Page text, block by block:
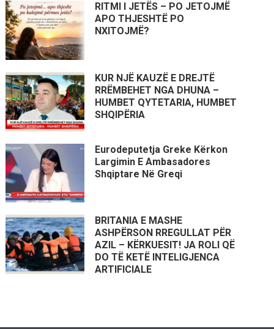
RITMI I JETËS – PO JETOJMË
APO THJESHTË PO
NXITOJMË?
KUR NJË KAUZË E DREJTË
RRËMBEHET NGA DHUNA –
HUMBET QYTETARIA, HUMBET
SHQIPËRIA
Eurodeputetja Greke Kërkon
Largimin E Ambasadores
Shqiptare Në Greqi
BRITANIA E MASHE
ASHPËRSON RREGULLAT PËR
AZIL – KËRKUESIT! JA ROLI QË
DO TË KETË INTELIGJENCA
ARTIFICIALE